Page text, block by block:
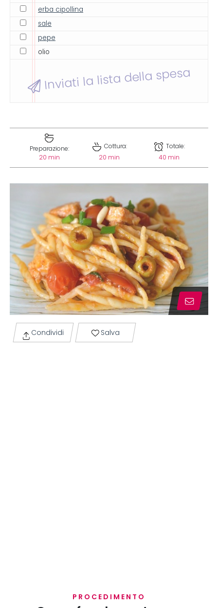
erba cipollina
sale
pepe
olio
Inviati la lista della spesa
Preparazione:
20 min
Cottura:
20 min
Totale:
40 min
Condividi Salva
PROCEDIMENTO